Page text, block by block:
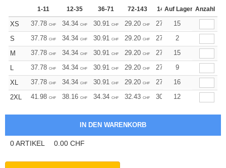
1-11 12-35 36-71 72-143 144-287 288 +
Auf Lager Anzahl
XS 37.78 CHF 34.34 CHF 30.91 CHF 29.20 CHF 27.47 CHF
15
S
37.78 CHF 34.34 CHF 30.91 CHF 29.20 CHF 27.47 CHF
2
M
37.78 CHF 34.34 CHF 30.91 CHF 29.20 CHF 27.47 CHF
15
L
37.78 CHF 34.34 CHF 30.91 CHF 29.20 CHF 27.47 CHF
9
XL
37.78 CHF 34.34 CHF 30.91 CHF 29.20 CHF 27.47 CHF
16
2XL
41.98 CHF 38.16 CHF 34.34 CHF 32.43 CHF 30.53 CHF
12
0ARTIKEL 0.00 CHF